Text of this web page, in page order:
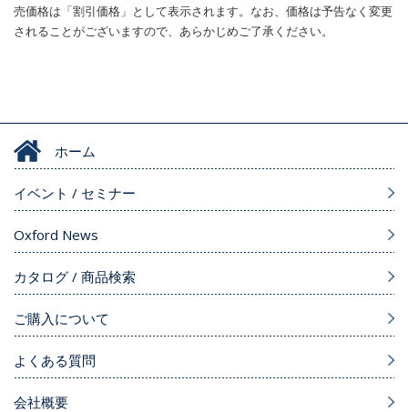
売価格は「割引価格」として表示されます。なお、価格は予告なく変更
されることがございますので、あらかじめご了承ください。
ホーム
イベント / セミナー
Oxford News
カタログ / 商品検索
ご購入について
よくある質問
会社概要